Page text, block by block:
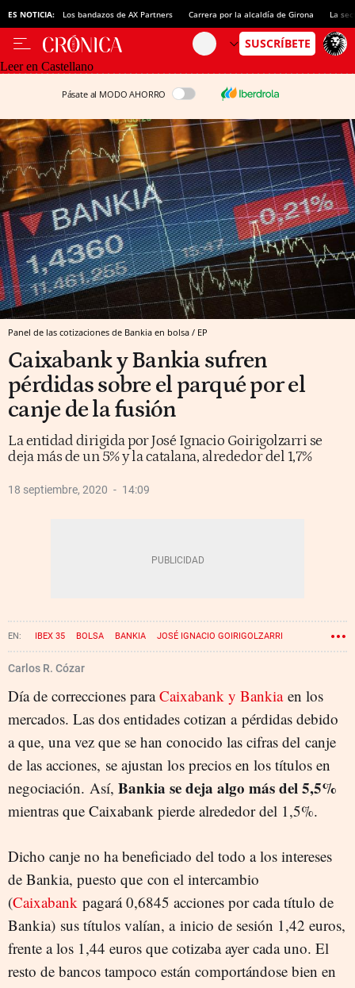
ES NOTICIA: Los bandazos de AX Partners Carrera por la alcaldía de Girona La
Leer en Castellano
Pásate al MODO AHORRO
Panel de las cotizaciones de Bankia en bolsa / EP
Caixabank y Bankia sufren
pérdidas sobre el parqué por el
canje de la fusión
La entidad dirigida por José Ignacio Goirigolzarri se
deja más de un 5% y la catalana, alrededor del 1,7%
18 septiembre, 2020 14:09
IBEX 35 BOLSA BANKIA JOSÉ IGNACIO GOIRIGOLZARRI
CAIXABANK
Carlos R. Cózar
Día de correcciones paraCaixabank y Bankiaen los
mercados. Las dos entidades cotizan a pérdidas debido
a que, una vez que se han conocido las cifras del canje
de las acciones, se ajustan los precios en los títulos en
negociación. Así, Bankia se deja algo más del 5,5%
mientras que Caixabank pierde alrededor del 1,5%.
Dicho canje no ha beneficiado del todo a los intereses
de Bankia, puesto que con el intercambio
(Caixabank pagará 0,6845 acciones por cada título de
Bankia) sus títulos valían, a inicio de sesión 1,42 euros,
frente a los 1,44 euros que cotizaba ayer cada uno. El
resto de bancos tampoco están comportándose bien en